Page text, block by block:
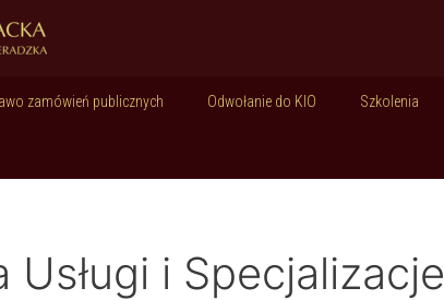
zamówień publicznych Odwołanie do KIO Szkolenia
Usługi i Specjalizacje